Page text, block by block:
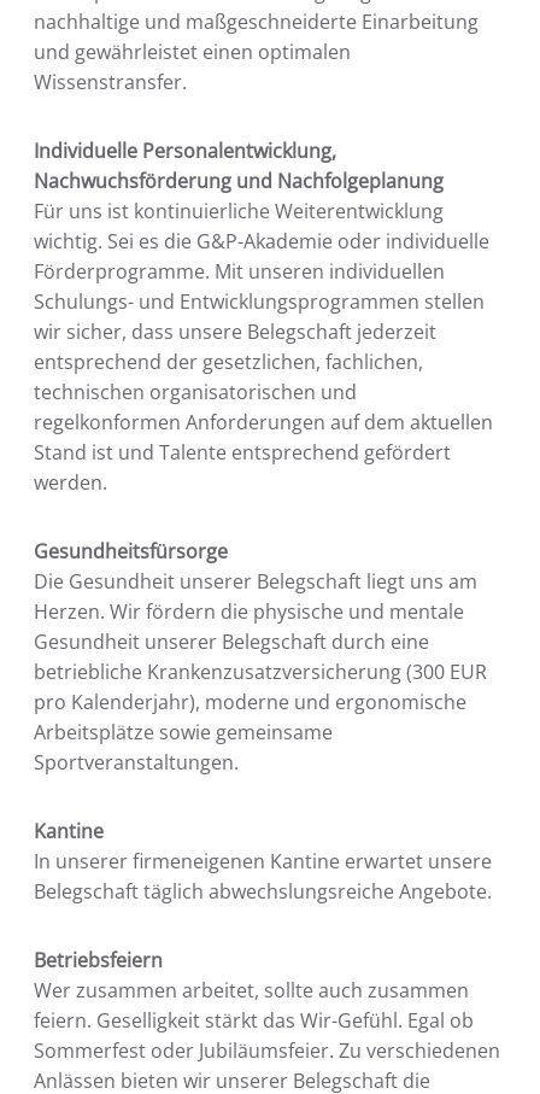
nachhaltige und maßgeschneiderte Einarbeitung
und gewährleistet einen optimalen
Wissenstransfer.
Individuelle Personalentwicklung,
Nachwuchsförderung und Nachfolgeplanung
Für uns ist kontinuierliche Weiterentwicklung
wichtig. Sei es die G&P-Akademie oder individuelle
Förderprogramme. Mit unseren individuellen
Schulungs- und Entwicklungsprogrammen stellen
wir sicher, dass unsere Belegschaft jederzeit
entsprechend der gesetzlichen, fachlichen,
technischen organisatorischen und
regelkonformen Anforderungen auf dem aktuellen
Stand ist und Talente entsprechend gefördert
werden.
Gesundheitsfürsorge
Die Gesundheit unserer Belegschaft liegt uns am
Herzen. Wir fördern die physische und mentale
Gesundheit unserer Belegschaft durch eine
betriebliche Krankenzusatzversicherung (300 EUR
pro Kalenderjahr), moderne und ergonomische
Arbeitsplätze sowie gemeinsame
Sportveranstaltungen.
Kantine
In unserer firmeneigenen Kantine erwartet unsere
Belegschaft täglich abwechslungsreiche Angebote.
Betriebsfeiern
Wer zusammen arbeitet, sollte auch zusammen
feiern. Geselligkeit stärkt das Wir-Gefühl. Egal ob
Sommerfest oder Jubiläumsfeier. Zu verschiedenen
Anlässen bieten wir unserer Belegschaft die